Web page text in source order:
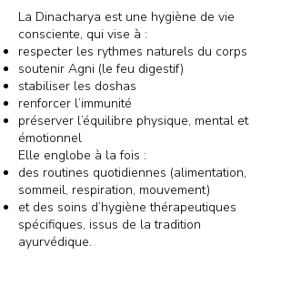
La Dinacharya est une hygiène de vie
consciente, qui vise à :
respecter les rythmes naturels du corps
soutenir Agni (le feu digestif)
stabiliser les doshas
renforcer l’immunité
préserver l’équilibre physique, mental et
émotionnel
Elle englobe à la fois :
des routines quotidiennes (alimentation,
sommeil, respiration, mouvement)
et des soins d’hygiène thérapeutiques
spécifiques, issus de la tradition
ayurvédique.